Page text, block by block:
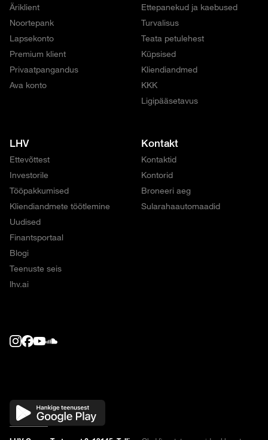
Äriklient
Noortepank
Lapsekonto
Premium klient
Privaatpangandus
Ava konto
Ettepanekud ja kaebused
Turvalisus
Teata petulehest
Küpsised
Kliendiandmed
KKK
Ligipääsetavus
LHV
Ettevõttest
Investorile
Tööpakkumised
Kliendiandmete töötlemine
Uudised
Finantsportaal
Blogi
Teenuste seis
lhv.ai
Kontakt
Kontaktid
Kontorid
Broneeri aeg
Sularahaautomaadid